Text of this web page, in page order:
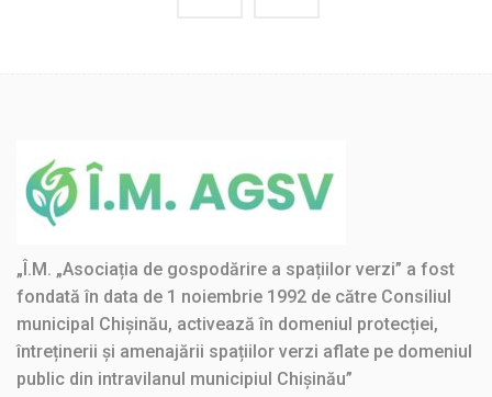
„Î.M. „Asociația de gospodărire a spațiilor verzi” a fost
fondată în data de 1 noiembrie 1992 de către Consiliul
municipal Chișinău, activează în domeniul protecției,
întreținerii și amenajării spațiilor verzi aflate pe domeniul
public din intravilanul municipiul Chișinău”